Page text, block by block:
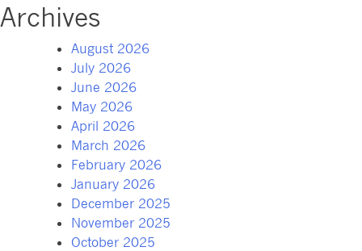
Archives
August 2026
July 2026
June 2026
May 2026
April 2026
March 2026
February 2026
January 2026
December 2025
November 2025
October 2025